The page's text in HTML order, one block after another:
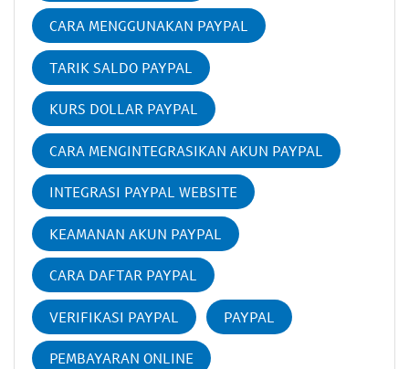
CARA MENGGUNAKAN PAYPAL
TARIK SALDO PAYPAL
KURS DOLLAR PAYPAL
CARA MENGINTEGRASIKAN AKUN PAYPAL
INTEGRASI PAYPAL WEBSITE
KEAMANAN AKUN PAYPAL
CARA DAFTAR PAYPAL
VERIFIKASI PAYPAL PAYPAL
PEMBAYARAN ONLINE